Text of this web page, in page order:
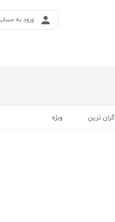
ورود به
گران ترین ویژه